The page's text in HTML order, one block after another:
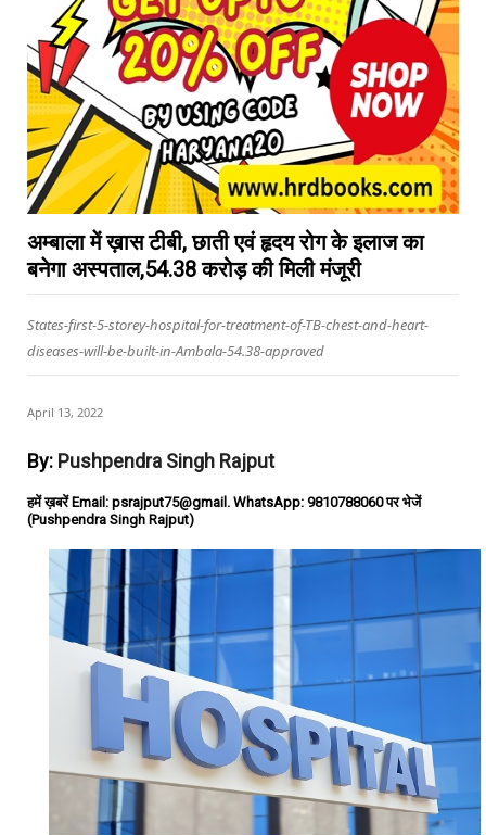
अम्बाला में ख़ास टीबी, छाती एवं हृदय रोग के इलाज का
बनेगा अस्पताल,54.38 करोड़ की मिली मंजूरी
States-first-5-storey-hospital-for-treatment-of-TB-chest-and-heart-
diseases-will-be-built-in-Ambala-54.38-approved
April 13, 2022
By: Pushpendra Singh Rajput
हमें ख़बरें Email: psrajput75@gmail. WhatsApp: 9810788060 पर भेजें
(Pushpendra Singh Rajput)